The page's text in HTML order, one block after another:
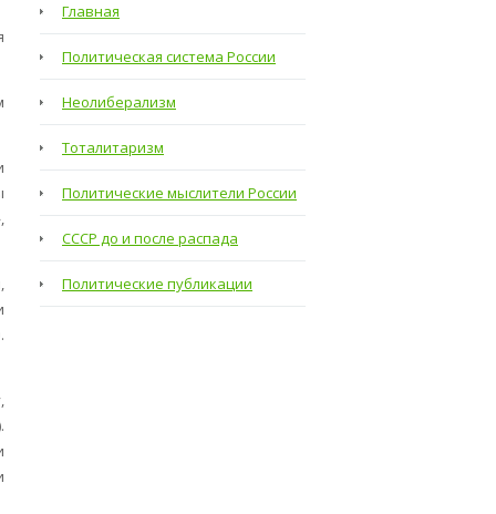
Главная
Политическая система России
Неолиберализм
Тоталитаризм
Политические мыслители России
СССР до и после распада
Политические публикации